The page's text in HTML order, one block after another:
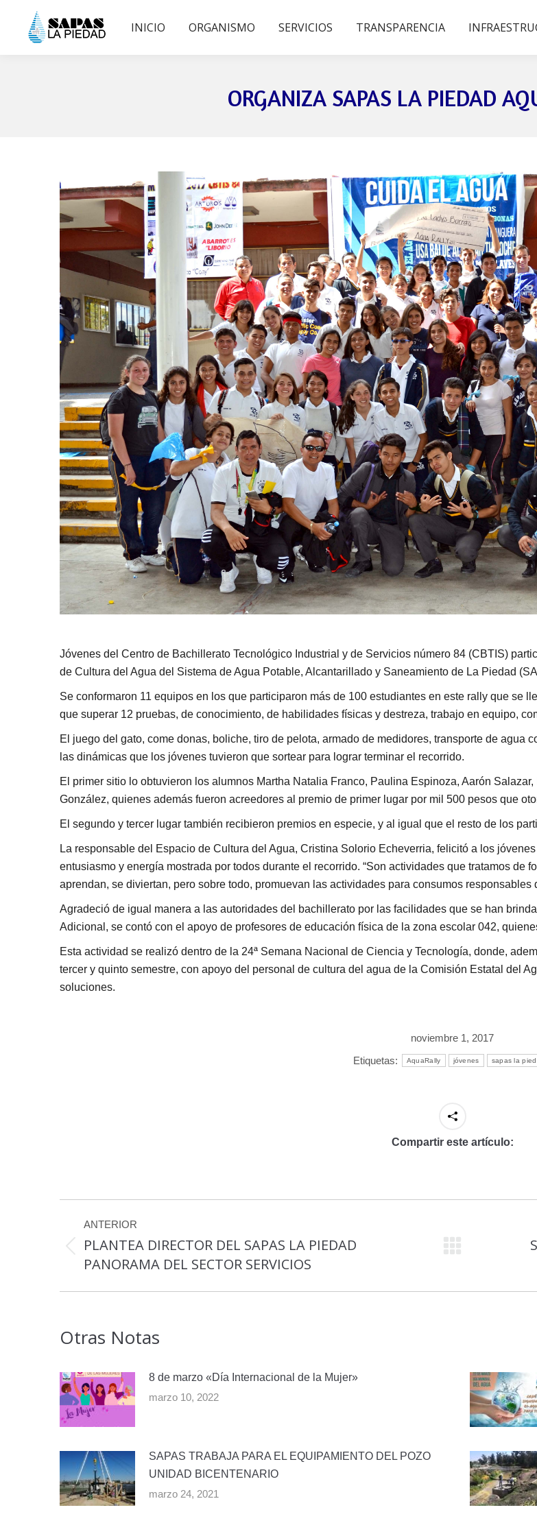
INICIO ORGANISMO SERVICIOS TRANSPARENCIA
ORGANIZA SAPAS LA PIEDAD
Jóvenes del Centro de Bachillerato Tecnológico Industrial y de Servicios número 84 (CBTIS)
de Cultura del Agua del Sistema de Agua Potable, Alcantarillado y Saneamiento de La Piedad
Se conformaron 11 equipos en los que participaron más de 100 estudiantes en este rally que se
que superar 12 pruebas, de conocimiento, de habilidades físicas y destreza, trabajo en equipo,
El juego del gato, come donas, boliche, tiro de pelota, armado de medidores, transporte de agua
las dinámicas que los jóvenes tuvieron que sortear para lograr terminar el recorrido.
El primer sitio lo obtuvieron los alumnos Martha Natalia Franco, Paulina Espinoza, Aarón
González, quienes además fueron acreedores al premio de primer lugar por mil 500 pesos que
El segundo y tercer lugar también recibieron premios en especie, y al igual que el resto de los
La responsable del Espacio de Cultura del Agua, Cristina Solorio Echeverria, felicitó a los
entusiasmo y energía mostrada por todos durante el recorrido. “Son actividades que tratamos de
aprendan, se diviertan, pero sobre todo, promuevan las actividades para consumos responsables
Agradeció de igual manera a las autoridades del bachillerato por las facilidades que se han
Adicional, se contó con el apoyo de profesores de educación física de la zona escolar 042,
Esta actividad se realizó dentro de la 24ª Semana Nacional de Ciencia y Tecnología, donde,
tercer y quinto semestre, con apoyo del personal de cultura del agua de la Comisión Estatal del
soluciones.
noviembre 1, 2017
Etiquetas:
AquaRally jóvenes sapas la
Compartir este artículo:
Navegación
entre
publicaciones
ANTERIOR
Publicación
anterior:
PLANTEA DIRECTOR DEL SAPAS LA PIEDAD
PANORAMA DEL SECTOR SERVICIOS
Otras Notas
8 de marzo «Día Internacional de la Mujer»
marzo 10, 2022
SAPAS TRABAJA PARA EL EQUIPAMIENTO DEL POZO
UNIDAD BICENTENARIO
marzo 24, 2021